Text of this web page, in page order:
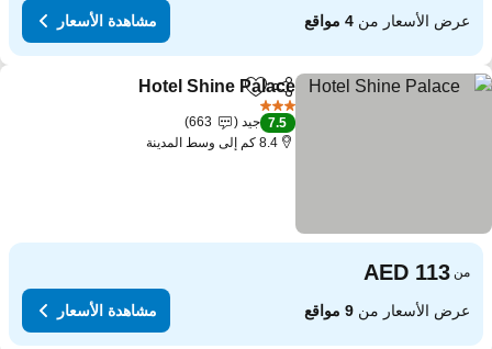
عرض الأسعار من4 مواقع مشاهدة الأسعار
مشاركةAdd to favorites
Hotel Shine Palace
7.5 جيد
663
8.4 كم إلى وسط المدينة
من
عرض الأسعار من9 مواقع مشاهدة الأسعار